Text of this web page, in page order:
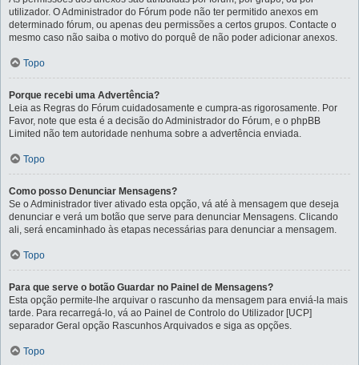
utilizador. O Administrador do Fórum pode não ter permitido anexos em
determinado fórum, ou apenas deu permissões a certos grupos. Contacte o
mesmo caso não saiba o motivo do porquê de não poder adicionar anexos.
Topo
Porque recebi uma Advertência?
Leia as Regras do Fórum cuidadosamente e cumpra-as rigorosamente. Por
Favor, note que esta é a decisão do Administrador do Fórum, e o phpBB
Limited não tem autoridade nenhuma sobre a advertência enviada.
Topo
Como posso Denunciar Mensagens?
Se o Administrador tiver ativado esta opção, vá até à mensagem que deseja
denunciar e verá um botão que serve para denunciar Mensagens. Clicando
ali, será encaminhado às etapas necessárias para denunciar a mensagem.
Topo
Para que serve o botão Guardar no Painel de Mensagens?
Esta opção permite-lhe arquivar o rascunho da mensagem para enviá-la mais
tarde. Para recarregá-lo, vá ao Painel de Controlo do Utilizador [UCP]
separador Geral opção Rascunhos Arquivados e siga as opções.
Topo